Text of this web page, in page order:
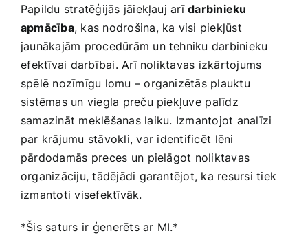
Papildu stratēģijās jāiekļauj arīdarbinieku
‌apmācība, kas nodrošina, ka visi piekļūst
jaunākajām procedūrām un tehniku darbinieku
⁣efektīvai darbībai. Arī noliktavas izkārtojums
spēlē nozīmīgu lomu – organizētās plauktu
sistēmas un ​viegla preču piekļuve⁣ palīdz‍
samazināt meklēšanas ‌laiku. ⁢Izmantojot analīzi
par krājumu stāvokli, var⁣ identificēt ⁤lēni​
pārdodamās⁤ preces un⁢ pielāgot noliktavas
organizāciju, tādējādi garantējot, ka resursi tiek
izmantoti visefektīvāk.
*Šis saturs⁢ ir ģenerēts ar MI.*